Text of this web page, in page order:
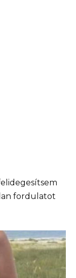
fordulatot